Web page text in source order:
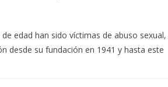
edad han sido víctimas de abuso sexual,
desde su fundación en 1941 y hasta este